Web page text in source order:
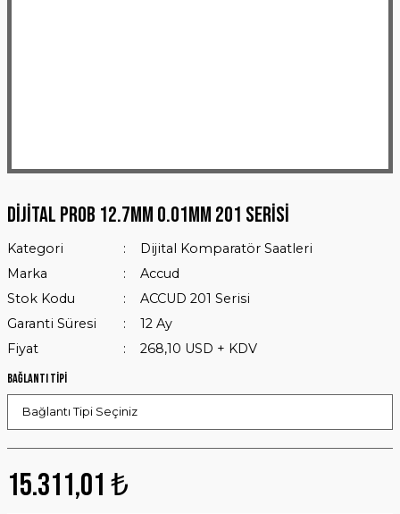
Dijital Prob 12.7mm 0.01mm 201 Serisi
Kategori
Dijital Komparatör Saatleri
Marka
Accud
Stok Kodu
ACCUD 201 Serisi
Garanti Süresi
12 Ay
Fiyat
268,10 USD + KDV
Bağlantı Tipi
15.311,01 ₺